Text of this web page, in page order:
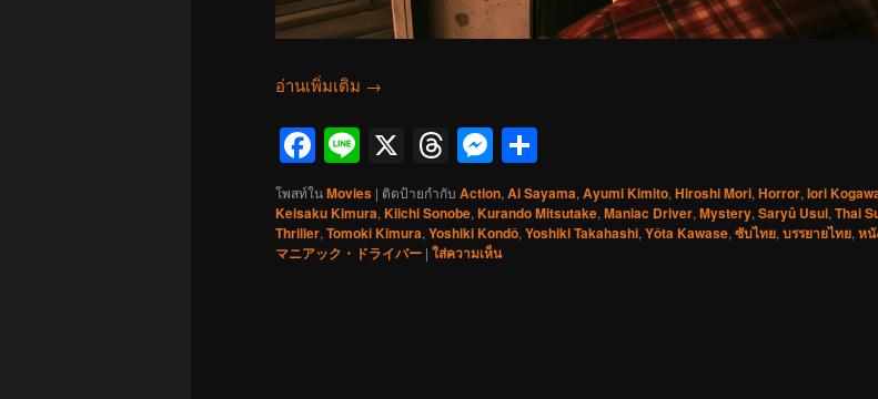
อ่านเพิ่มเติม →
Facebook
Line
X Threads
Messenger
โพสท์ในMovies | ติดป้ายกำกับ Action, Ai Sayama, Ayumi Kimito, Hiroshi Mori, Horror, Iori
Keisaku Kimura, Kiichi Sonobe, Kurando Mitsutake, Maniac Driver, Mystery, Saryû Usui, Thai
Thriller, Tomoki Kimura, Yoshiki Kondô, Yoshiki Takahashi, Yôta Kawase, ซับไทย, บรรยายไทย, ห
マニアック・ドライバー | ใส่ความเห็น